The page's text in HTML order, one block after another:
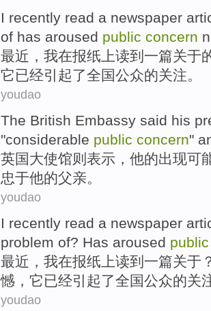
I recently read a newspaper
of has aroused public concern
最近 ， 我在报纸 上读到 一篇关于
它已经引起了全国公众的关注。
youdao
The British Embassy said his
"considerable public concern"
英国大使馆则 表示 ， 他的出现可
忠于他的父亲。
youdao
I recently read a newspaper
problem of? Has aroused public
最近 ， 我在报纸上读到 一篇关于
憾，它已经引起了全国公众的关
youdao